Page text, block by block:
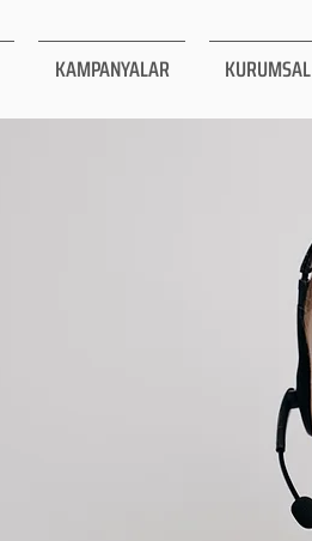
KAMPANYALAR KURUMSAL